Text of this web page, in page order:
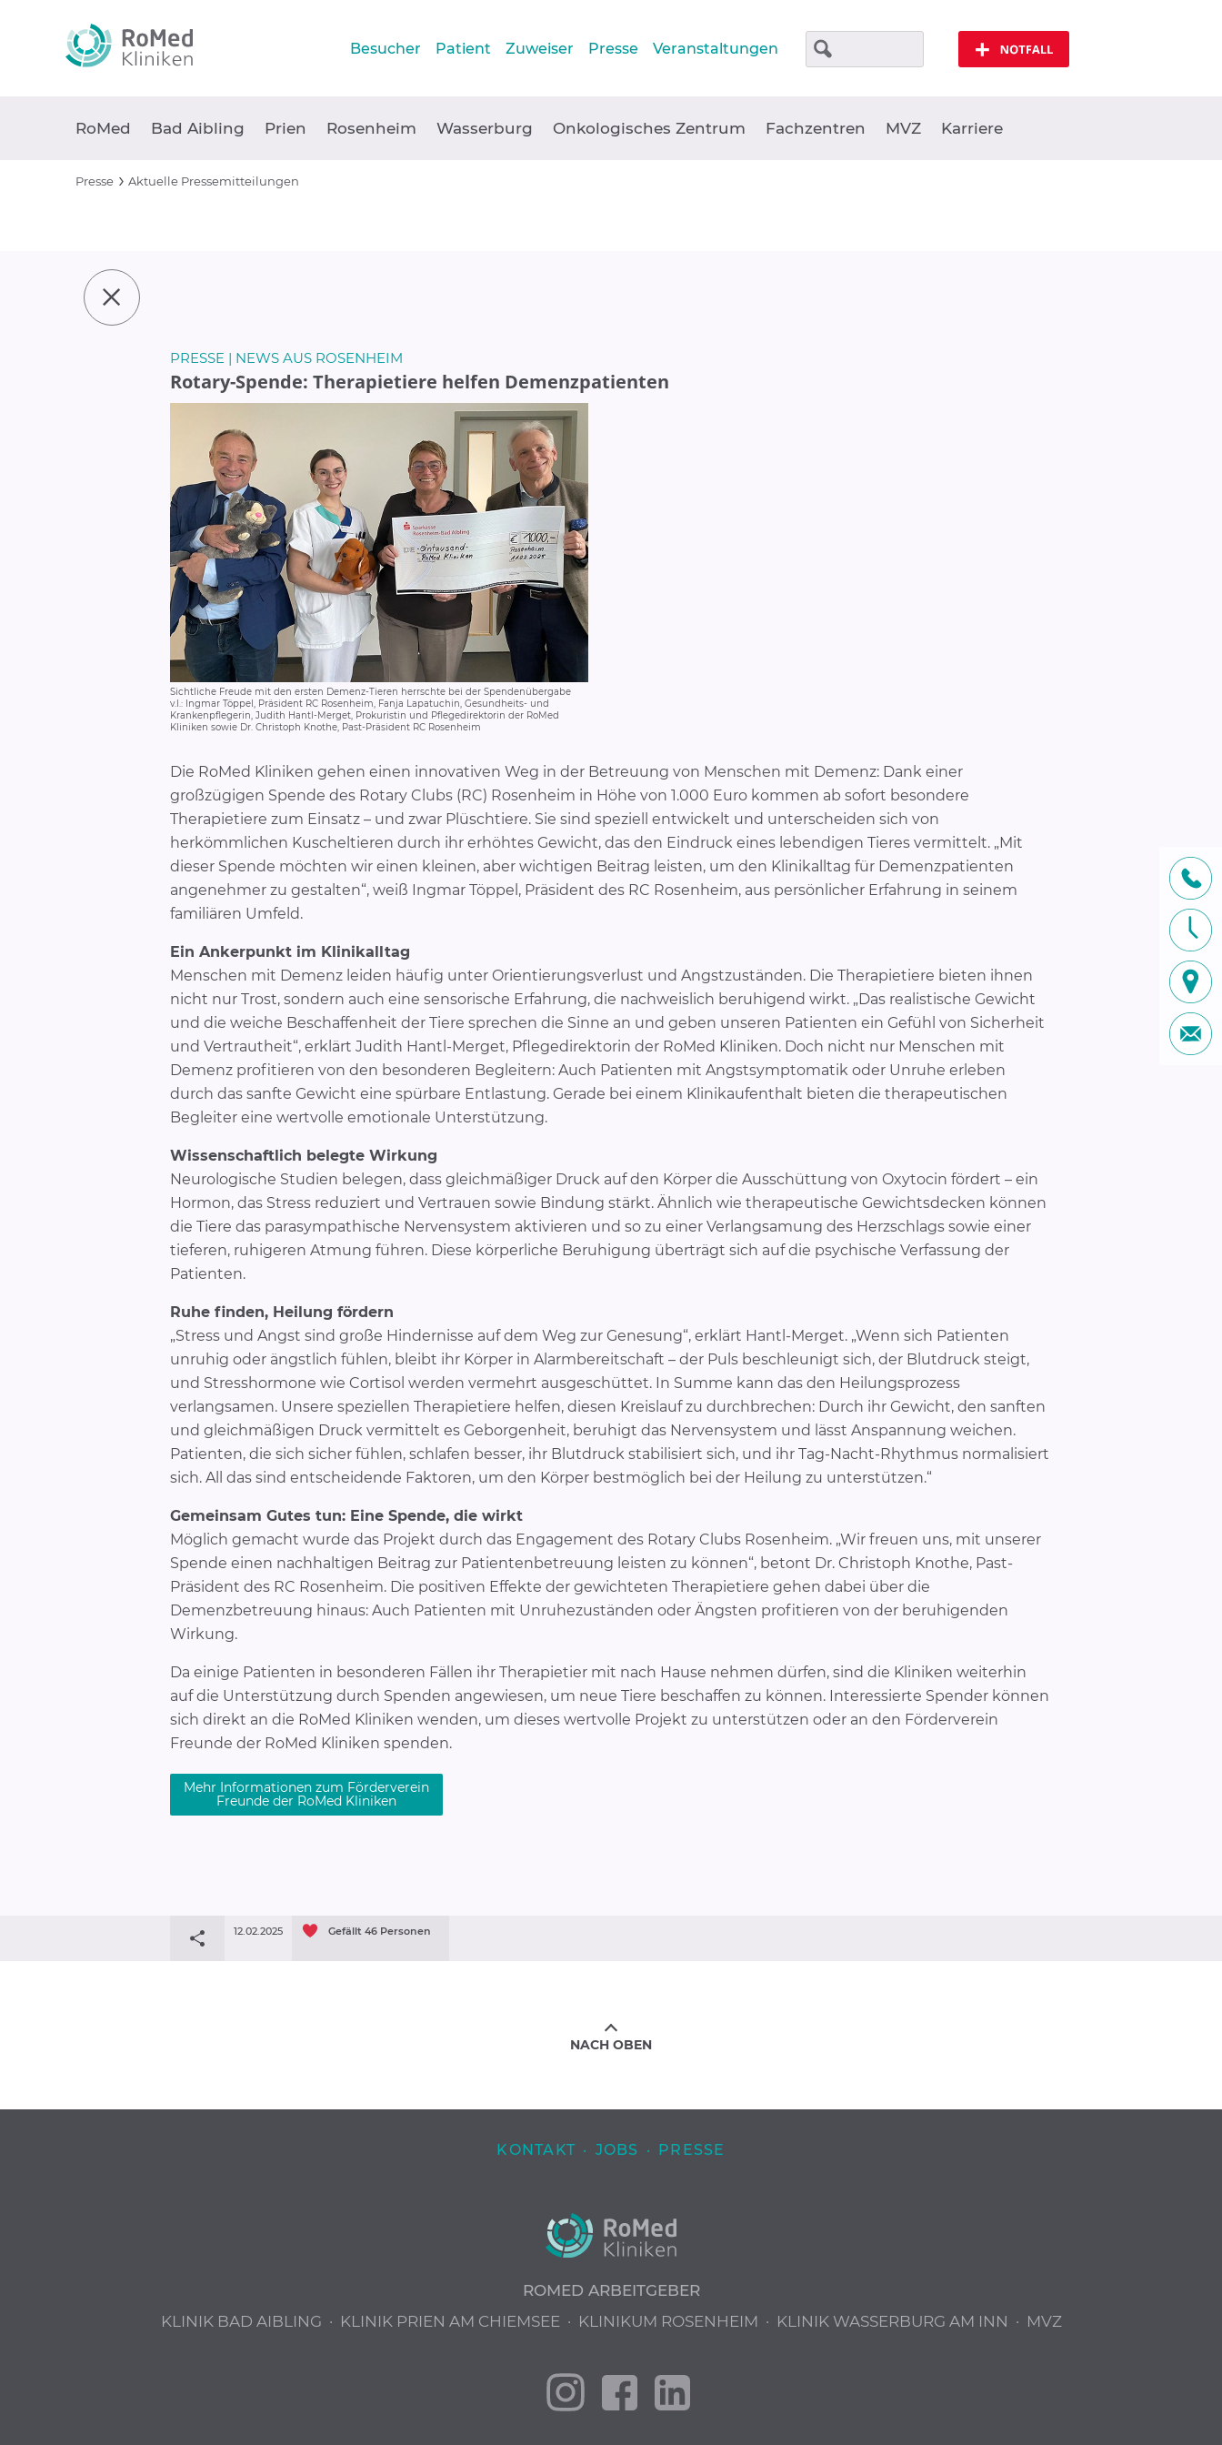
Besucher Patient Zuweiser Presse Veranstaltungen Notfall
RoMed Bad Aibling Prien Rosenheim Wasserburg Onkologisches Zentrum Fachzentren MVZ Karriere
Presse Aktuelle Pressemitteilungen
PRESSE | NEWS AUS ROSENHEIM
Rotary-Spende: Therapietiere helfen Demenzpatienten
Sichtliche Freude mit den ersten Demenz-Tieren herrschte bei der Spendenübergabe
v.l.: Ingmar Töppel, Präsident RC Rosenheim, Fanja Lapatuchin, Gesundheits- und
Krankenpflegerin, Judith Hantl-Merget, Prokuristin und Pflegedirektorin der RoMed
Kliniken sowie Dr. Christoph Knothe, Past-Präsident RC Rosenheim
Die RoMed Kliniken gehen einen innovativen Weg in der Betreuung von Menschen mit Demenz: Dank einer
großzügigen Spende des Rotary Clubs (RC) Rosenheim in Höhe von 1.000 Euro kommen ab sofort besondere
Therapietiere zum Einsatz – und zwar Plüschtiere. Sie sind speziell entwickelt und unterscheiden sich von
herkömmlichen Kuscheltieren durch ihr erhöhtes Gewicht, das den Eindruck eines lebendigen Tieres vermittelt. „Mit
dieser Spende möchten wir einen kleinen, aber wichtigen Beitrag leisten, um den Klinikalltag für Demenzpatienten
angenehmer zu gestalten“, weiß Ingmar Töppel, Präsident des RC Rosenheim, aus persönlicher Erfahrung in seinem
familiären Umfeld.
Ein Ankerpunkt im Klinikalltag
Menschen mit Demenz leiden häufig unter Orientierungsverlust und Angstzuständen. Die Therapietiere bieten ihnen
nicht nur Trost, sondern auch eine sensorische Erfahrung, die nachweislich beruhigend wirkt. „Das realistische Gewicht
und die weiche Beschaffenheit der Tiere sprechen die Sinne an und geben unseren Patienten ein Gefühl von Sicherheit
und Vertrautheit“, erklärt Judith Hantl-Merget, Pflegedirektorin der RoMed Kliniken. Doch nicht nur Menschen mit
Demenz profitieren von den besonderen Begleitern: Auch Patienten mit Angstsymptomatik oder Unruhe erleben
durch das sanfte Gewicht eine spürbare Entlastung. Gerade bei einem Klinikaufenthalt bieten die therapeutischen
Begleiter eine wertvolle emotionale Unterstützung.
Wissenschaftlich belegte Wirkung
Neurologische Studien belegen, dass gleichmäßiger Druck auf den Körper die Ausschüttung von Oxytocin fördert – ein
Hormon, das Stress reduziert und Vertrauen sowie Bindung stärkt. Ähnlich wie therapeutische Gewichtsdecken können
die Tiere das parasympathische Nervensystem aktivieren und so zu einer Verlangsamung des Herzschlags sowie einer
tieferen, ruhigeren Atmung führen. Diese körperliche Beruhigung überträgt sich auf die psychische Verfassung der
Patienten.
Ruhe finden, Heilung fördern
„Stress und Angst sind große Hindernisse auf dem Weg zur Genesung“, erklärt Hantl-Merget. „Wenn sich Patienten
unruhig oder ängstlich fühlen, bleibt ihr Körper in Alarmbereitschaft – der Puls beschleunigt sich, der Blutdruck steigt,
und Stresshormone wie Cortisol werden vermehrt ausgeschüttet. In Summe kann das den Heilungsprozess
verlangsamen. Unsere speziellen Therapietiere helfen, diesen Kreislauf zu durchbrechen: Durch ihr Gewicht, den sanften
und gleichmäßigen Druck vermittelt es Geborgenheit, beruhigt das Nervensystem und lässt Anspannung weichen.
Patienten, die sich sicher fühlen, schlafen besser, ihr Blutdruck stabilisiert sich, und ihr Tag-Nacht-Rhythmus normalisiert
sich. All das sind entscheidende Faktoren, um den Körper bestmöglich bei der Heilung zu unterstützen.“
Gemeinsam Gutes tun: Eine Spende, die wirkt
Möglich gemacht wurde das Projekt durch das Engagement des Rotary Clubs Rosenheim. „Wir freuen uns, mit unserer
Spende einen nachhaltigen Beitrag zur Patientenbetreuung leisten zu können“, betont Dr. Christoph Knothe, Past-
Präsident des RC Rosenheim. Die positiven Effekte der gewichteten Therapietiere gehen dabei über die
Demenzbetreuung hinaus: Auch Patienten mit Unruhezuständen oder Ängsten profitieren von der beruhigenden
Wirkung.
Da einige Patienten in besonderen Fällen ihr Therapietier mit nach Hause nehmen dürfen, sind die Kliniken weiterhin
auf die Unterstützung durch Spenden angewiesen, um neue Tiere beschaffen zu können. Interessierte Spender können
sich direkt an die RoMed Kliniken wenden, um dieses wertvolle Projekt zu unterstützen oder an den Förderverein
Freunde der RoMed Kliniken spenden.
Mehr Informationen zum Förderverein
Freunde der RoMed Kliniken
Gefällt 46 Personen
12.02.2025
NACH OBEN
KONTAKT · JOBS · PRESSE
ROMED ARBEITGEBER
KLINIK BAD AIBLING · KLINIK PRIEN AM CHIEMSEE · KLINIKUM ROSENHEIM · KLINIK WASSERBURG AM INN · MVZ